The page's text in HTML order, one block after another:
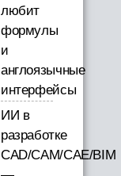
любит
формулы
и
англоязычные
интерфейсы
ИИ в
разработке
CAD/CAM/CAE/BIM